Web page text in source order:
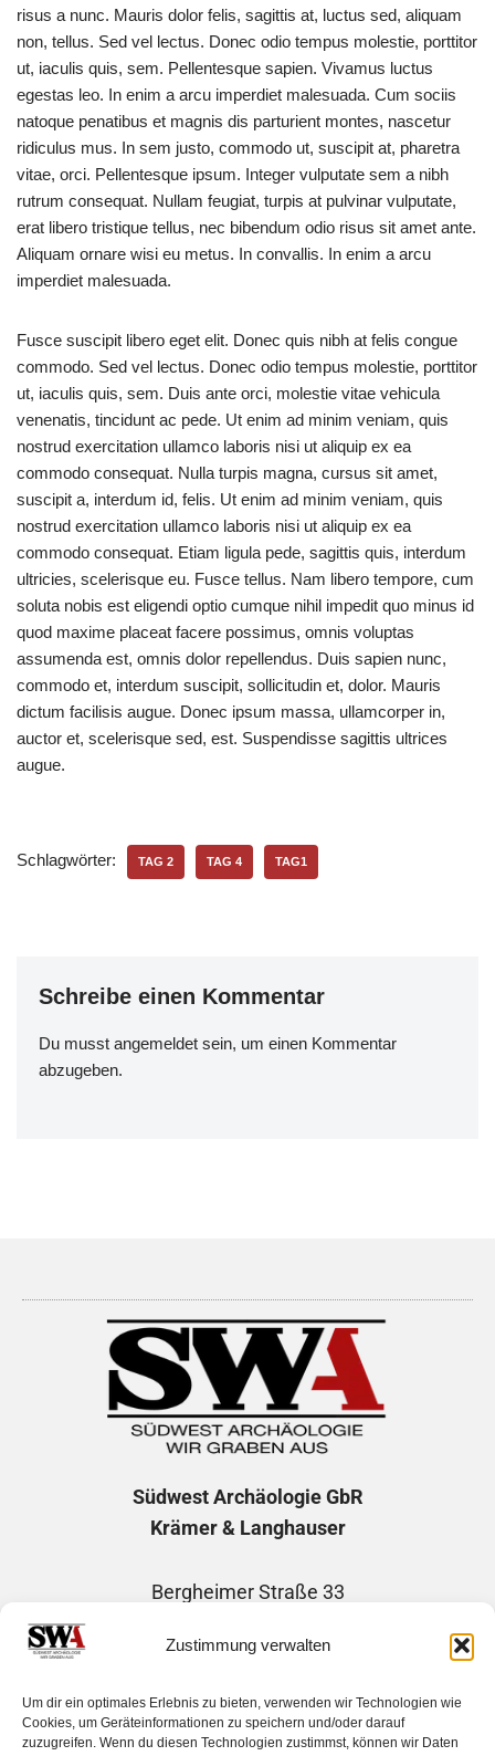
Zustimmung verwalten
Um dir ein optimales Erlebnis zu bieten, verwenden wir Technologien wie
Cookies, um Geräteinformationen zu speichern und/oder darauf
zuzugreifen. Wenn du diesen Technologien zustimmst, können wir Daten
risus a nunc. Mauris dolor felis, sagittis at, luctus sed, aliquam
non, tellus. Sed vel lectus. Donec odio tempus molestie, porttitor
ut, iaculis quis, sem. Pellentesque sapien. Vivamus luctus
egestas leo. In enim a arcu imperdiet malesuada. Cum sociis
natoque penatibus et magnis dis parturient montes, nascetur
ridiculus mus. In sem justo, commodo ut, suscipit at, pharetra
vitae, orci. Pellentesque ipsum. Integer vulputate sem a nibh
rutrum consequat. Nullam feugiat, turpis at pulvinar vulputate,
erat libero tristique tellus, nec bibendum odio risus sit amet ante.
Aliquam ornare wisi eu metus. In convallis. In enim a arcu
imperdiet malesuada.
Fusce suscipit libero eget elit. Donec quis nibh at felis congue
commodo. Sed vel lectus. Donec odio tempus molestie, porttitor
ut, iaculis quis, sem. Duis ante orci, molestie vitae vehicula
venenatis, tincidunt ac pede. Ut enim ad minim veniam, quis
nostrud exercitation ullamco laboris nisi ut aliquip ex ea
commodo consequat. Nulla turpis magna, cursus sit amet,
suscipit a, interdum id, felis. Ut enim ad minim veniam, quis
nostrud exercitation ullamco laboris nisi ut aliquip ex ea
commodo consequat. Etiam ligula pede, sagittis quis, interdum
ultricies, scelerisque eu. Fusce tellus. Nam libero tempore, cum
soluta nobis est eligendi optio cumque nihil impedit quo minus id
quod maxime placeat facere possimus, omnis voluptas
assumenda est, omnis dolor repellendus. Duis sapien nunc,
commodo et, interdum suscipit, sollicitudin et, dolor. Mauris
dictum facilisis augue. Donec ipsum massa, ullamcorper in,
auctor et, scelerisque sed, est. Suspendisse sagittis ultrices
augue.
Schlagwörter: TAG 2 TAG 4 TAG1
Schreibe einen Kommentar
Du musst angemeldet sein, um einen Kommentar
abzugeben.
Südwest Archäologie GbR
Krämer & Langhauser
Bergheimer Straße 33
E-Mail: info@suedwest-archaeologie.de